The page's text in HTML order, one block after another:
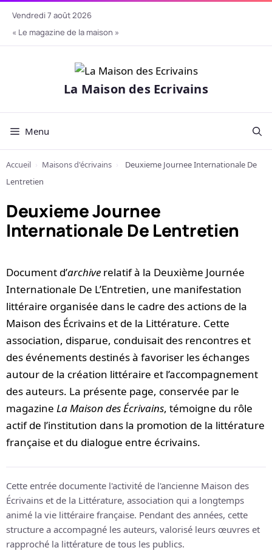
vendredi 7 août 2026
« Le magazine de la maison »
La Maison des Ecrivains
Menu
Accueil › Maisons d'écrivains ›
Deuxieme Journee Internationale De
Lentretien
Deuxieme Journee
Internationale De Lentretien
Document d’archive relatif à la Deuxième Journée
Internationale De L’Entretien, une manifestation
littéraire organisée dans le cadre des actions de la
Maison des Écrivains et de la Littérature. Cette
association, disparue, conduisait des rencontres et
des événements destinés à favoriser les échanges
autour de la création littéraire et l’accompagnement
des auteurs. La présente page, conservée par le
magazine La Maison des Écrivains, témoigne du rôle
actif de l’institution dans la promotion de la littérature
française et du dialogue entre écrivains.
Cette entrée documente l'activité de l'ancienne Maison des
Écrivains et de la Littérature, association qui a longtemps
animé la vie littéraire française. Pendant des années, cette
structure a accompagné les auteurs, valorisé leurs œuvres et
rapproché la littérature de tous les publics.